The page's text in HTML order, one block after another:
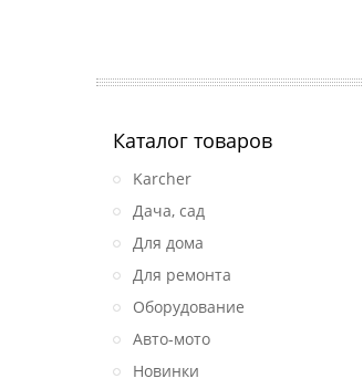
Каталог товаров
Karcher
Дача, сад
Для дома
Для ремонта
Оборудование
Авто-мото
Новинки